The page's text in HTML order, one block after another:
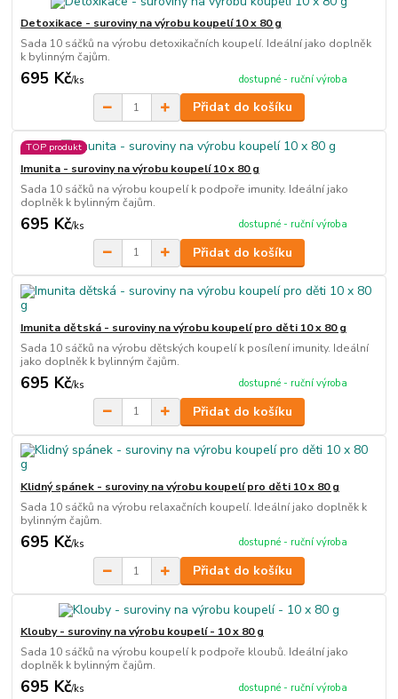
Detoxikace - suroviny na výrobu koupelí 10 x 80 g
Sada 10 sáčků na výrobu detoxikačních koupelí. Ideální jako doplněk
k bylinným čajům.
695 Kč/ks dostupné - ruční výroba
Přidat do košíku
TOP produkt
Imunita - suroviny na výrobu koupelí 10 x 80 g
Sada 10 sáčků na výrobu koupelí k podpoře imunity. Ideální jako
doplněk k bylinným čajům.
695 Kč/ks dostupné - ruční výroba
Přidat do košíku
Imunita dětská - suroviny na výrobu koupelí pro děti 10 x 80 g
Sada 10 sáčků na výrobu dětských koupelí k posílení imunity. Ideální
jako doplněk k bylinným čajům.
695 Kč/ks dostupné - ruční výroba
Přidat do košíku
Klidný spánek - suroviny na výrobu koupelí pro děti 10 x 80 g
Sada 10 sáčků na výrobu relaxačních koupelí. Ideální jako doplněk k
bylinným čajům.
695 Kč/ks dostupné - ruční výroba
Přidat do košíku
Klouby - suroviny na výrobu koupelí - 10 x 80 g
Sada 10 sáčků na výrobu koupelí k podpoře kloubů. Ideální jako
doplněk k bylinným čajům.
695 Kč/ks dostupné - ruční výroba